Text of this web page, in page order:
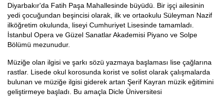
Diyarbakır'da Fatih Paşa Mahallesinde büyüdü. Bir işçi ailesinin
yedi çocuğundan beşincisi olarak, ilk ve ortaokulu Süleyman Nazif
ilköğretim okulunda, liseyi Cumhuriyet Lisesinde tamamladı.
İstanbul Opera ve Güzel Sanatlar Akademisi Piyano ve Solpe
Bölümü mezunudur.
Müziğe olan ilgisi ve şarkı sözü yazmaya başlaması lise çağlarına
rastlar. Lisede okul korosunda korist ve solist olarak çalışmalarda
bulunan ve müziğe ilgisi giderek artan Şerif Kayran müzik eğitimini
geliştirmeye başladı. Bu amaçla Dicle Üniversitesi